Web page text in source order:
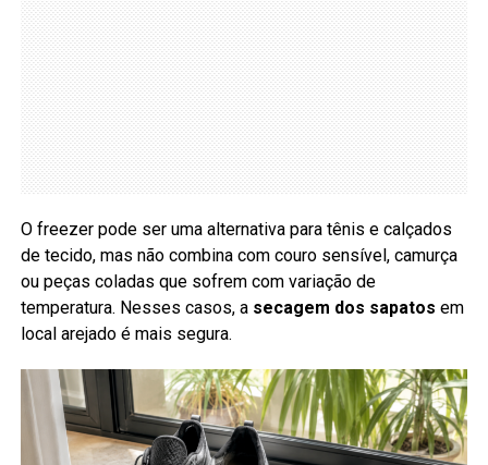
O freezer pode ser uma alternativa para tênis e calçados
de tecido, mas não combina com couro sensível, camurça
ou peças coladas que sofrem com variação de
temperatura. Nesses casos, a secagem dos sapatos em
local arejado é mais segura.